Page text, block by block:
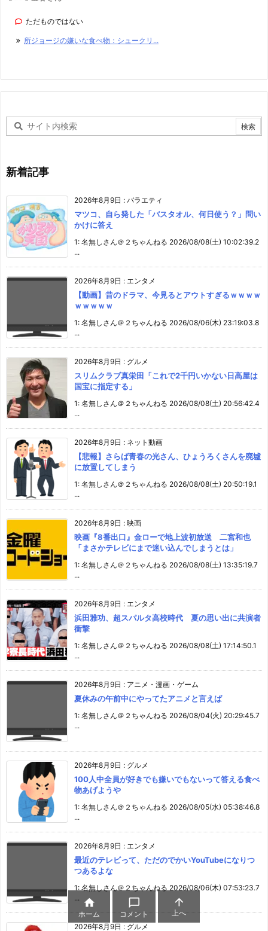
ただものではない
所ジョージの嫌いな食べ物：シュークリ...
新着記事
2026年8月9日 : バラエティ
マツコ、自ら発した「バスタオル、何日使う？」問い
かけに答え
1: 名無しさん＠２ちゃんねる 2026/08/08(土) 10:02:39.2
...
2026年8月9日 : エンタメ
【動画】昔のドラマ、今見るとアウトすぎるｗｗｗｗ
ｗｗｗｗｗ
1: 名無しさん＠２ちゃんねる 2026/08/06(木) 23:19:03.8
...
2026年8月9日 : グルメ
スリムクラブ真栄田「これで2千円いかない日高屋は
国宝に指定する」
1: 名無しさん＠２ちゃんねる 2026/08/08(土) 20:56:42.4
...
2026年8月9日 : ネット動画
【悲報】さらば青春の光さん、ひょうろくさんを廃墟
に放置してしまう
1: 名無しさん＠２ちゃんねる 2026/08/08(土) 20:50:19.1
...
2026年8月9日 : 映画
映画『8番出口』金ローで地上波初放送 二宮和也
「まさかテレビにまで迷い込んでしまうとは」
1: 名無しさん＠２ちゃんねる 2026/08/08(土) 13:35:19.7
...
2026年8月9日 : エンタメ
浜田雅功、超スパルタ高校時代 夏の思い出に共演者
衝撃
1: 名無しさん＠２ちゃんねる 2026/08/08(土) 17:14:50.1
...
2026年8月9日 : アニメ・漫画・ゲーム
夏休みの午前中にやってたアニメと言えば
1: 名無しさん＠２ちゃんねる 2026/08/04(火) 20:29:45.7
...
2026年8月9日 : グルメ
100人中全員が好きでも嫌いでもないって答える食べ
物あげようや
1: 名無しさん＠２ちゃんねる 2026/08/05(水) 05:38:46.8
...
2026年8月9日 : エンタメ
最近のテレビって、ただのでかいYouTubeになりつ
つあるよな
1: 名無しさん＠２ちゃんねる 2026/08/06(木) 07:53:23.7
...
2026年8月9日 : グルメ

ホーム

コメント

上へ